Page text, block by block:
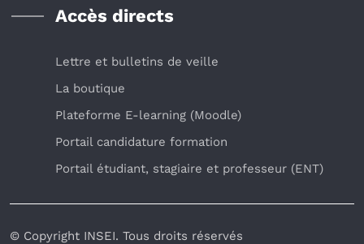
Accès directs
Lettre et bulletins de veille
La boutique
Plateforme E-learning (Moodle)
Portail candidature formation
Portail étudiant, stagiaire et professeur (ENT)
© Copyright INSEI. Tous droits réservés